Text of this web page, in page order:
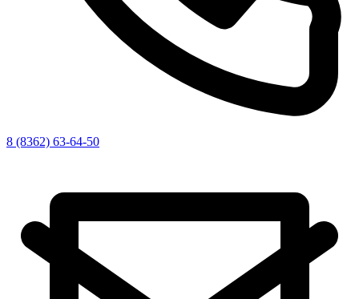
8 (8362) 63-64-50